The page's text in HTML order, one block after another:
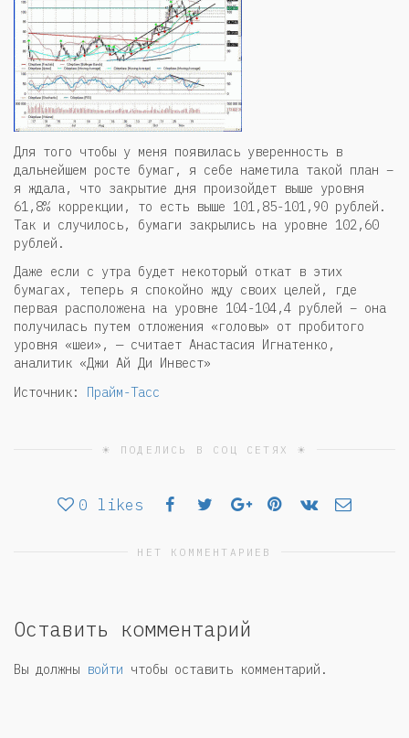
Для того чтобы у меня появилась уверенность в
дальнейшем росте бумаг, я себе наметила такой план –
я ждала, что закрытие дня произойдет выше уровня
61,8% коррекции, то есть выше 101,85-101,90 рублей.
Так и случилось, бумаги закрылись на уровне 102,60
рублей.
Даже если с утра будет некоторый откат в этих
бумагах, теперь я спокойно жду своих целей, где
первая расположена на уровне 104-104,4 рублей – она
получилась путем отложения «головы» от пробитого
уровня «шеи», — считает Анастасия Игнатенко,
аналитик «Джи Ай Ди Инвест»
Источник:
Прайм-Тасс
☀ ПОДЕЛИСЬ В СОЦ СЕТЯХ ☀
0 likes
НЕТ КОММЕНТАРИЕВ
Оставить комментарий
Вы должны войти чтобы оставить комментарий.